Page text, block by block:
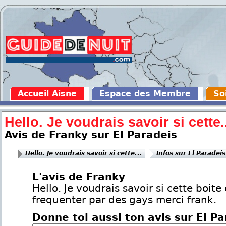
Accueil Aisne Espace des Membre
Hello. Je voudrais savoir si
Avis de Franky sur El Paradeis
Hello. Je voudrais savoir si cette... Infos sur El Paradeis
L'avis de Franky
Hello. Je voudrais savoir si cette boite
frequenter par des gays merci frank.
Donne toi aussi ton avis sur El